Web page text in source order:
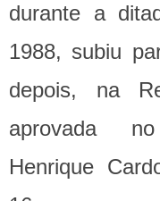
durante a
1988, subiu
depois, na
aprovada
Henrique